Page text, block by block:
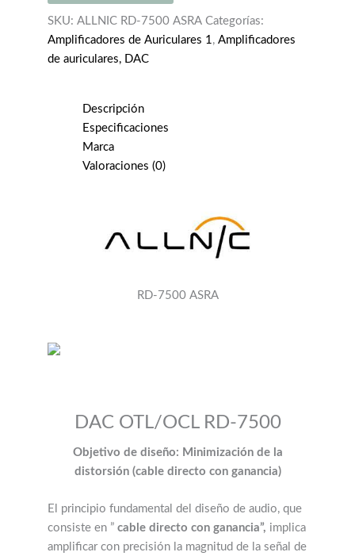
cantidad
SKU: ALLNIC RD-7500 ASRA Categorías:
Amplificadores de Auriculares 1, Amplificadores
de auriculares, DAC
Descripción
Especificaciones
Marca
Valoraciones (0)
RD-7500 ASRA
DAC OTL/OCL RD-7500
Objetivo de diseño: Minimización de la
distorsión (cable directo con ganancia)
El principio fundamental del diseño de audio, que
consiste en ” cable directo con ganancia”, implica
amplificar con precisión la magnitud de la señal de